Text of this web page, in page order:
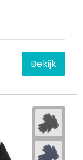
Bekijk